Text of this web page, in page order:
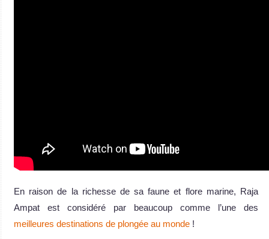
En raison de la richesse de sa faune et flore marine, Raja
Ampat est considéré par beaucoup comme l’une des
meilleures destinations de plongée au monde !